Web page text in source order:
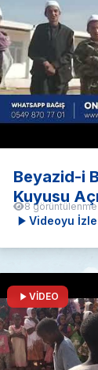
Beyazid-i
Kuyusu
8 görüntülenme
Videoyu İzle
VİDEO